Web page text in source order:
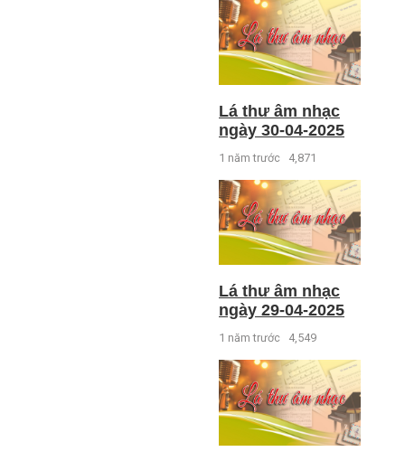
Lá thư âm nhạc
ngày 30-04-2025
1 năm trước 4,871
Lá thư âm nhạc
ngày 29-04-2025
1 năm trước 4,549